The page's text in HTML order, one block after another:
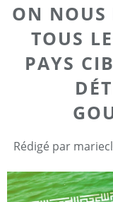
ON NOUS
TOUS
PAYS
Rédigé par